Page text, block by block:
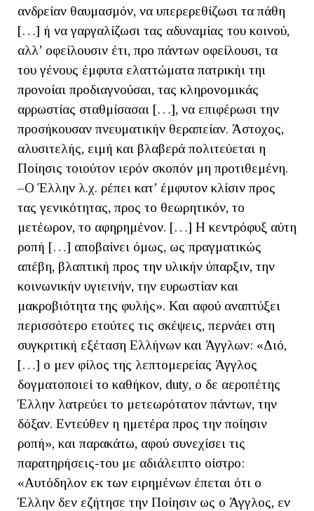
ανδρείαν θαυμασμόν, να υπερερεθίζωσι τα πάθη
[…] ή να γαργαλίζωσι τας αδυναμίας του κοινού,
αλλ’ οφείλουσιν έτι, προ πάντων οφείλουσι, τα
του γένους έμφυτα ελαττώματα πατρικήι τηι
προνοίαι προδιαγνούσαι, τας κληρονομικάς
αρρωστίας σταθμίσασαι […], να επιφέρωσι την
προσήκουσαν πνευματικήν θεραπείαν. Άστοχος,
αλυσιτελής, ειμή και βλαβερά πολιτεύεται η
Ποίησις τοιούτον ιερόν σκοπόν μη προτιθεμένη.
–Ο Έλλην λ.χ. ρέπει κατ’ έμφυτον κλίσιν προς
τας γενικότητας, προς το θεωρητικόν, το
μετέωρον, το αφηρημένον. […] Η κεντρόφυξ αύτη
ροπή […] αποβαίνει όμως, ως πραγματικώς
απέβη, βλαπτική προς την υλικήν ύπαρξιν, την
κοινωνικήν υγιεινήν, την ευρωστίαν και
μακροβιότητα της φυλής». Και αφού αναπτύξει
περισσότερο ετούτες τις σκέψεις, περνάει στη
συγκριτική εξέταση Ελλήνων και Άγγλων: «Διό,
[…] ο μεν φίλος της λεπτομερείας Άγγλος
δογματοποιεί το καθήκον, duty, ο δε αεροπέτης
Έλλην λατρεύει το μετεωρότατον πάντων, την
δόξαν. Εντεύθεν η ημετέρα προς την ποίησιν
ροπή», και παρακάτω, αφού συνεχίσει τις
παρατηρήσεις-του με αδιάλειπτο οίστρο:
«Αυτόδηλον εκ των ειρημένων έπεται ότι ο
Έλλην δεν εζήτησε την Ποίησιν ως ο Άγγλος, εν